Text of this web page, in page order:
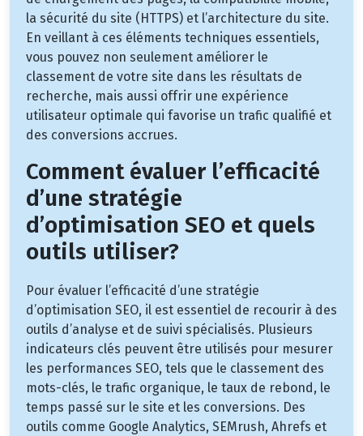
la sécurité du site (HTTPS) et l’architecture du site.
En veillant à ces éléments techniques essentiels,
vous pouvez non seulement améliorer le
classement de votre site dans les résultats de
recherche, mais aussi offrir une expérience
utilisateur optimale qui favorise un trafic qualifié et
des conversions accrues.
Comment évaluer l’efficacité
d’une stratégie
d’optimisation SEO et quels
outils utiliser?
Pour évaluer l’efficacité d’une stratégie
d’optimisation SEO, il est essentiel de recourir à des
outils d’analyse et de suivi spécialisés. Plusieurs
indicateurs clés peuvent être utilisés pour mesurer
les performances SEO, tels que le classement des
mots-clés, le trafic organique, le taux de rebond, le
temps passé sur le site et les conversions. Des
outils comme Google Analytics, SEMrush, Ahrefs et